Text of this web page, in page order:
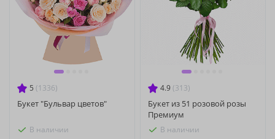
5 (1336)
Букет "Бульвар цветов"
В наличии
4.9 (313)
Букет из 51 розовой розы
Премиум
В наличии